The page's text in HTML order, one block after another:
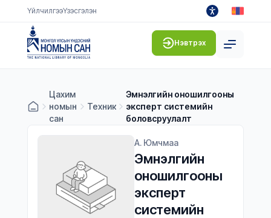
ҮйлчилгээҮзэсгэлэн
Нэвтрэх
Цахим
номын
сан
Техник
Эмнэлгийн оношилгооны
эксперт системийн
боловсруулалт
А. Юмчмаа
Эмнэлгийн
оношилгооны
эксперт
системийн